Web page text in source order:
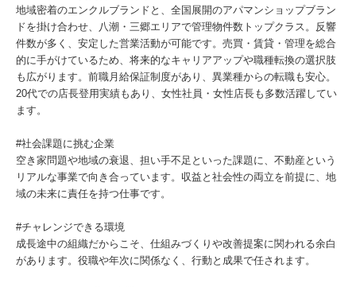
地域密着のエンクルブランドと、全国展開のアパマンショップブラン
ドを掛け合わせ、八潮・三郷エリアで管理物件数トップクラス。反響
件数が多く、安定した営業活動が可能です。売買・賃貸・管理を総合
的に手がけているため、将来的なキャリアアップや職種転換の選択肢
も広がります。前職月給保証制度があり、異業種からの転職も安心。
20代での店長登用実績もあり、女性社員・女性店長も多数活躍してい
ます。
#社会課題に挑む企業
空き家問題や地域の衰退、担い手不足といった課題に、不動産という
リアルな事業で向き合っています。収益と社会性の両立を前提に、地
域の未来に責任を持つ仕事です。
#チャレンジできる環境
成長途中の組織だからこそ、仕組みづくりや改善提案に関われる余白
があります。役職や年次に関係なく、行動と成果で任されます。